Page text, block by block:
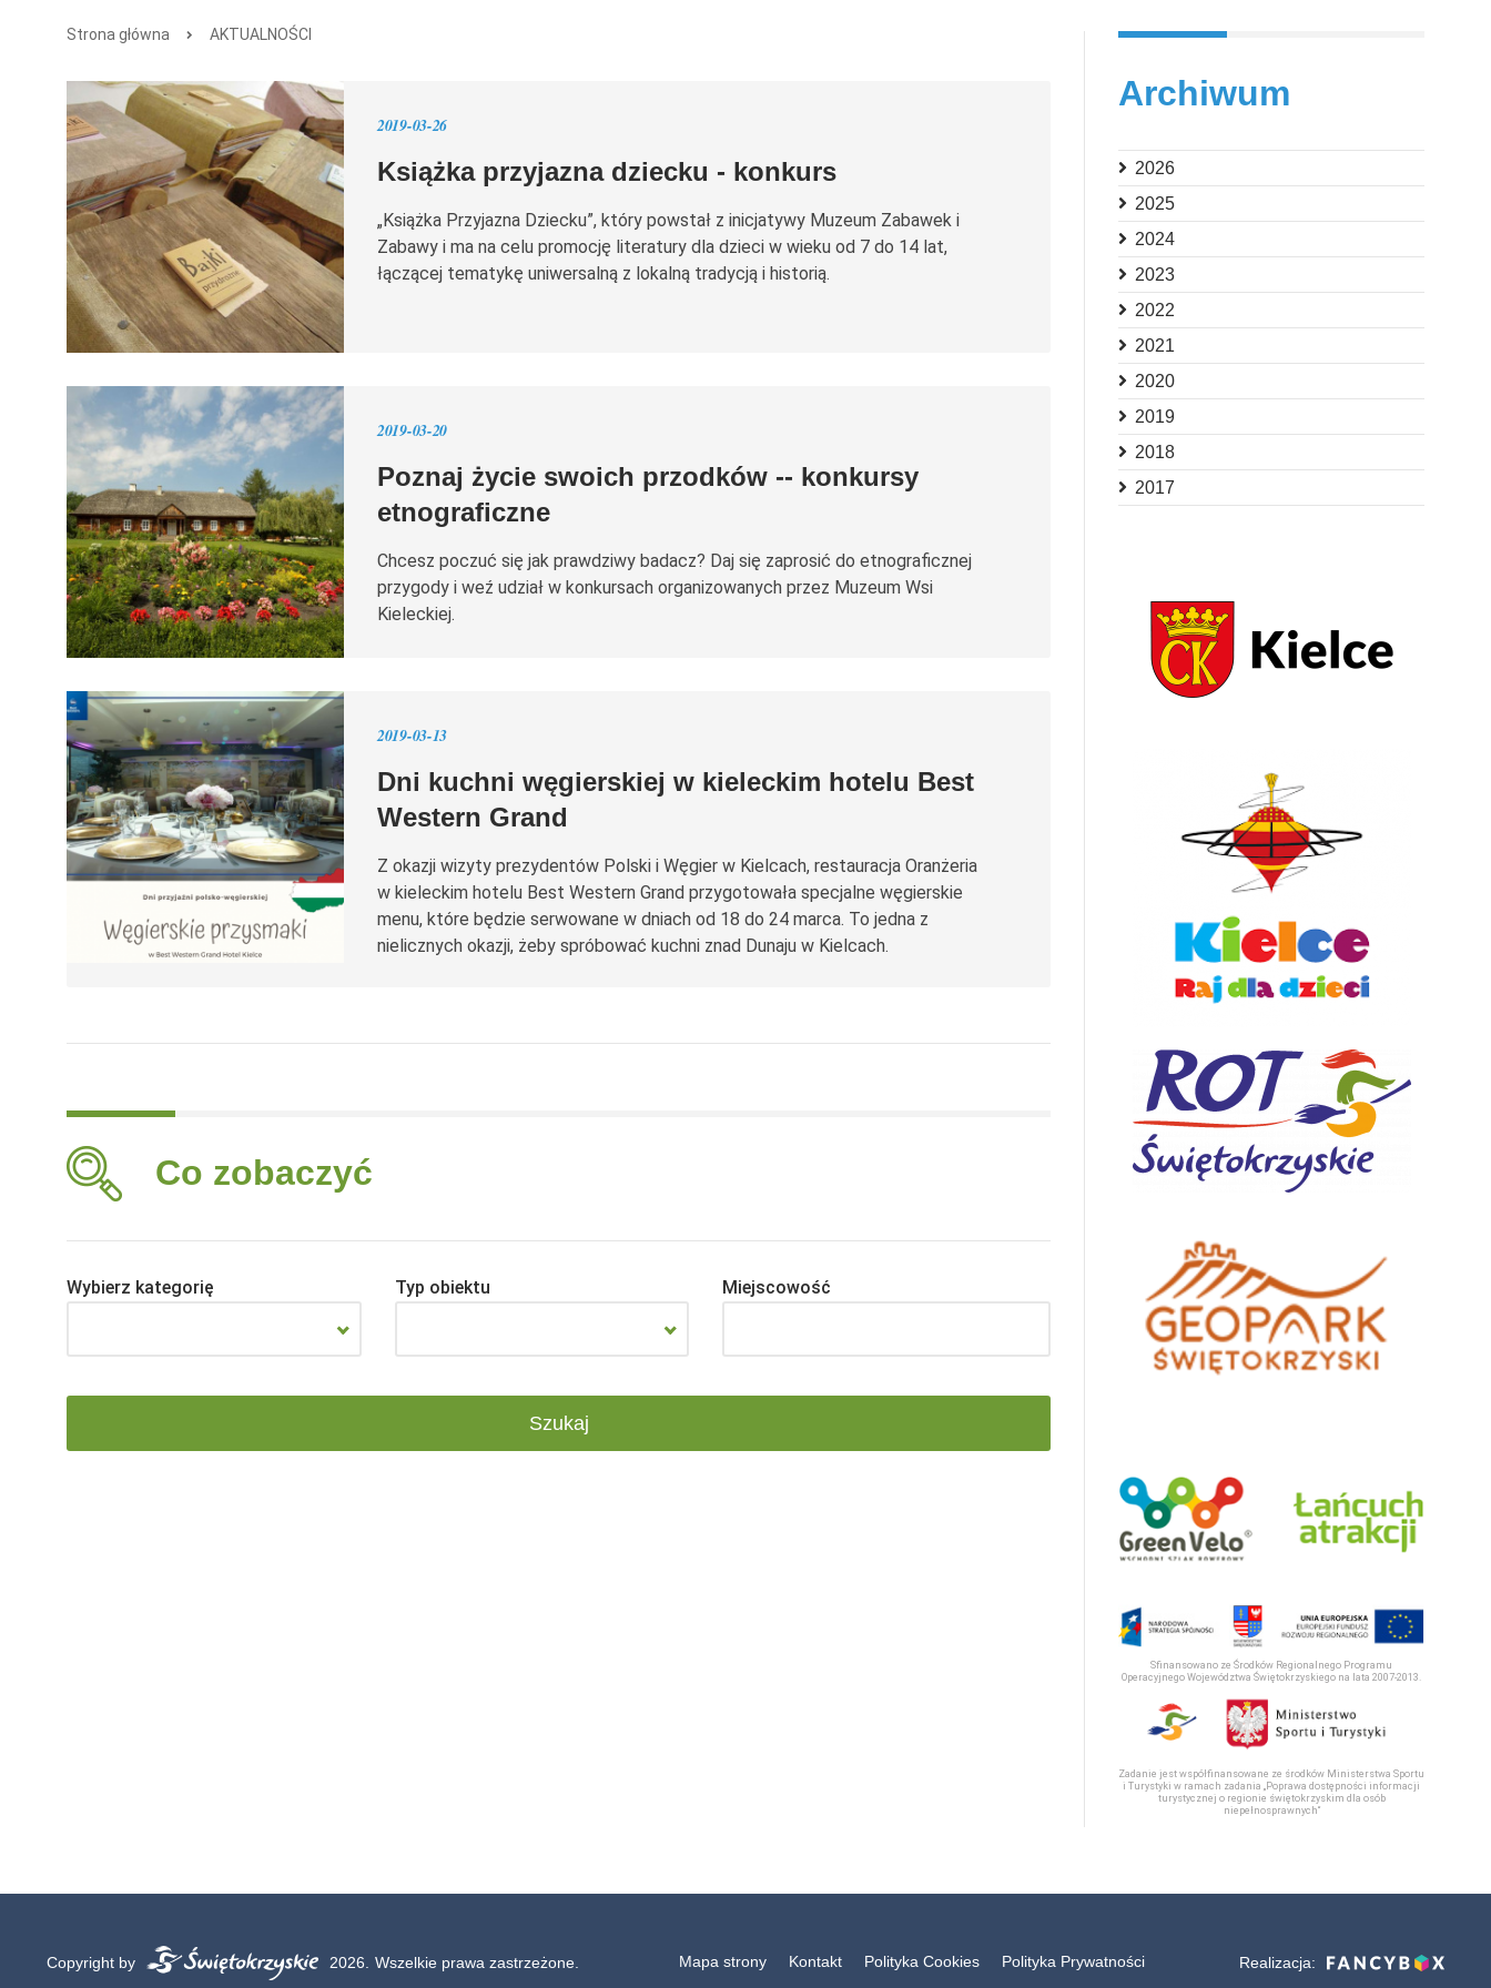
Strona główna AKTUALNOŚCI
2019-03-26
Książka przyjazna dziecku - konkurs
„Książka Przyjazna Dziecku”, który powstał z inicjatywy Muzeum Zabawek i
Zabawy i ma na celu promocję literatury dla dzieci w wieku od 7 do 14 lat,
łączącej tematykę uniwersalną z lokalną tradycją i historią.
2019-03-20
Poznaj życie swoich przodków -- konkursy
etnograficzne
Chcesz poczuć się jak prawdziwy badacz? Daj się zaprosić do etnograficznej
przygody i weź udział w konkursach organizowanych przez Muzeum Wsi
Kieleckiej.
2019-03-13
Dni kuchni węgierskiej w kieleckim hotelu Best
Western Grand
Z okazji wizyty prezydentów Polski i Węgier w Kielcach, restauracja Oranżeria
w kieleckim hotelu Best Western Grand przygotowała specjalne węgierskie
menu, które będzie serwowane w dniach od 18 do 24 marca. To jedna z
nielicznych okazji, żeby spróbować kuchni znad Dunaju w Kielcach.
Co zobaczyć
Wybierz kategorię Typ obiektu Miejscowość
Archiwum
2026
2025
2024
2023
2022
2021
2020
2019
2018
2017
Sfinansowano ze Środków Regionalnego Programu
Operacyjnego Województwa Świętokrzyskiego na lata 2007-2013.
Zadanie jest współfinansowane ze środków Ministerstwa Sportu
i Turystyki w ramach zadania „Poprawa dostępności informacji
turystycznej o regionie świętokrzyskim dla osób
niepełnosprawnych“
Copyright by 2026. Wszelkie prawa zastrzeżone. Mapa strony Kontakt Polityka Cookies Polityka Prywatności Realizacja: